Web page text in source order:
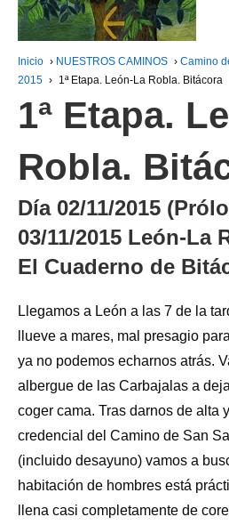
Inicio › NUESTROS CAMINOS › Camino
2015 › 1ª Etapa. León-La Robla. Bitácora
1ª Etapa.
Robla.
Día 02/11/2015
03/11/2015 León-La
El Cuaderno de
Llegamos a León a las 7 de la
llueve a mares, mal presagio
ya no podemos echarnos atrás.
albergue de las Carbajalas a
coger cama. Tras darnos de alta
credencial del Camino de San
(incluido desayuno) vamos a
habitación de hombres está
llena casi completamente de